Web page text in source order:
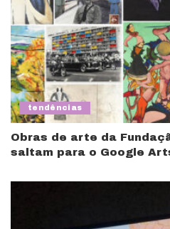
tendências
Obras de arte da
saltam para o Google